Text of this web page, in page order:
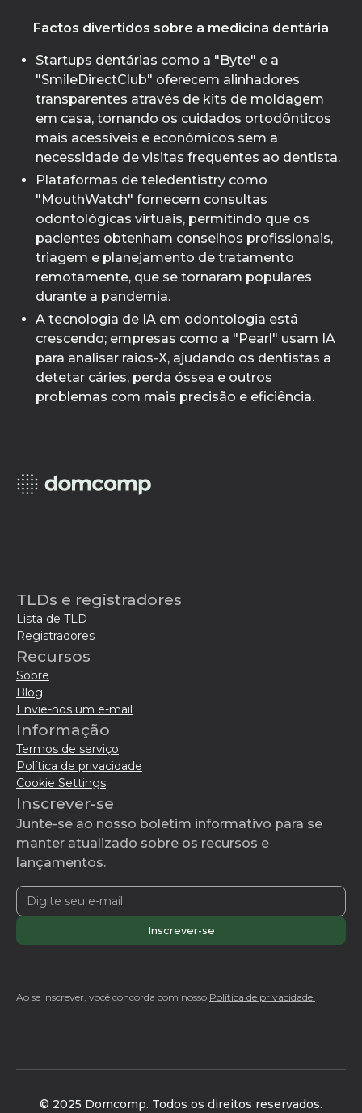
Factos divertidos sobre a medicina dentária
Startups dentárias como a "Byte" e a
"SmileDirectClub" oferecem alinhadores
transparentes através de kits de moldagem
em casa, tornando os cuidados ortodônticos
mais acessíveis e económicos sem a
necessidade de visitas frequentes ao dentista.
Plataformas de teledentistry como
"MouthWatch" fornecem consultas
odontológicas virtuais, permitindo que os
pacientes obtenham conselhos profissionais,
triagem e planejamento de tratamento
remotamente, que se tornaram populares
durante a pandemia.
A tecnologia de IA em odontologia está
crescendo; empresas como a "Pearl" usam IA
para analisar raios-X, ajudando os dentistas a
detetar cáries, perda óssea e outros
problemas com mais precisão e eficiência.
TLDs e registradores
Lista de TLD
Registradores
Recursos
Sobre
Blog
Envie-nos um e-mail
Informação
Termos de serviço
Política de privacidade
Cookie Settings
Inscrever-se
Junte-se ao nosso boletim informativo para se
manter atualizado sobre os recursos e
lançamentos.
Ao se inscrever, você concorda com nosso Política de privacidade.
© 2025 Domcomp. Todos os direitos reservados.